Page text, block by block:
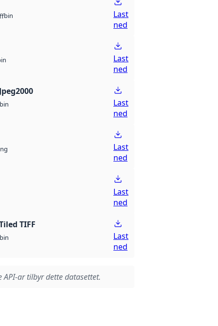
bin
Last
ned
Last
ned
bin
Last
ned
Last
ned
Last
ned
TIFF
bin
Last
ned
API-ar tilbyr dette datasettet.